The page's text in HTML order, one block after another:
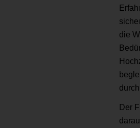
die
Der